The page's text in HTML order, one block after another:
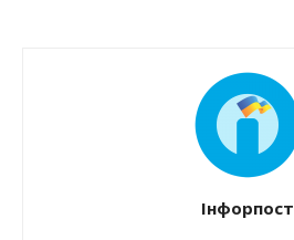
Інфорпост